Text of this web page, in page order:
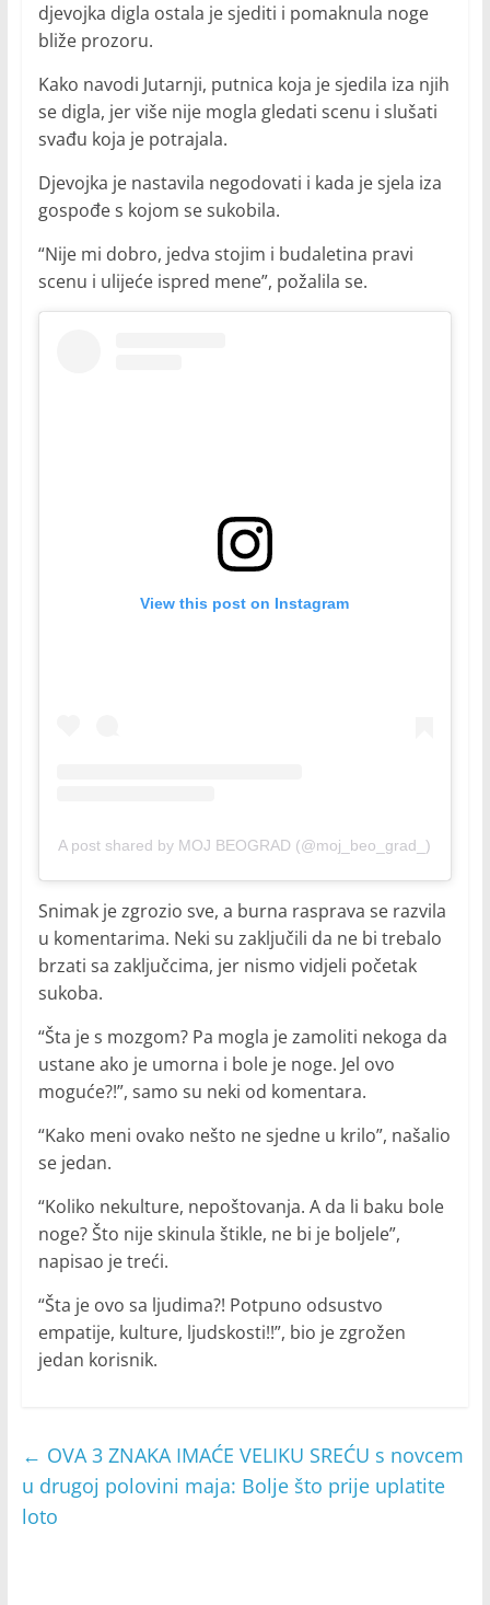
djevojka digla ostala je sjediti i pomaknula noge
bliže prozoru.
Kako navodi Jutarnji, putnica koja je sjedila iza njih
se digla, jer više nije mogla gledati scenu i slušati
svađu koja je potrajala.
Djevojka je nastavila negodovati i kada je sjela iza
gospođe s kojom se sukobila.
“Nije mi dobro, jedva stojim i budaletina pravi
scenu i ulijeće ispred mene”, požalila se.
View this post on Instagram
A post shared by MOJ BEOGRAD (@moj_beo_grad_)
Snimak je zgrozio sve, a burna rasprava se razvila
u komentarima. Neki su zaključili da ne bi trebalo
brzati sa zaključcima, jer nismo vidjeli početak
sukoba.
“Šta je s mozgom? Pa mogla je zamoliti nekoga da
ustane ako je umorna i bole je noge. Jel ovo
moguće?!”, samo su neki od komentara.
“Kako meni ovako nešto ne sjedne u krilo”, našalio
se jedan.
“Koliko nekulture, nepoštovanja. A da li baku bole
noge? Što nije skinula štikle, ne bi je boljele”,
napisao je treći.
“Šta je ovo sa ljudima?! Potpuno odsustvo
empatije, kulture, ljudskosti!!”, bio je zgrožen
jedan korisnik.
← OVA 3 ZNAKA IMAĆE VELIKU SREĆU s novcem
u drugoj polovini maja: Bolje što prije uplatite
loto